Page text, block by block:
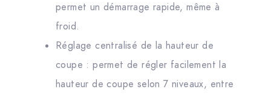
permet un démarrage rapide, même à
froid.
Réglage centralisé de la hauteur de
coupe : permet de régler facilement la
hauteur de coupe selon 7 niveaux, entre